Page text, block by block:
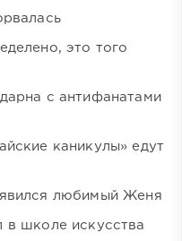
это того
с антифанатами
каникулы» едут
любимый Женя
в школе искусства